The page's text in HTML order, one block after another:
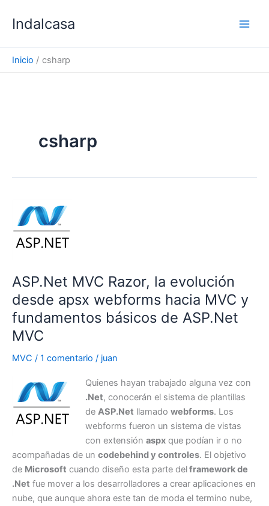
Indalcasa
Inicio csharp
csharp
ASP.Net MVC Razor, la evolución
desde apsx webforms hacia MVC y
fundamentos básicos de ASP.Net
MVC
MVC / 1 comentario / juan
Quienes hayan trabajado alguna vez con
.Net, conocerán el sistema de plantillas
de ASP.Net llamado webforms. Los
webforms fueron un sistema de vistas
con extensión aspxque podían ir o no
acompañadas de un codebehind y controles. El objetivo
de Microsoft cuando diseño esta parte delframework de
.Net fue mover a los desarrolladores a crear aplicaciones en
nube, que aunque ahora este tan de moda el termino nube,